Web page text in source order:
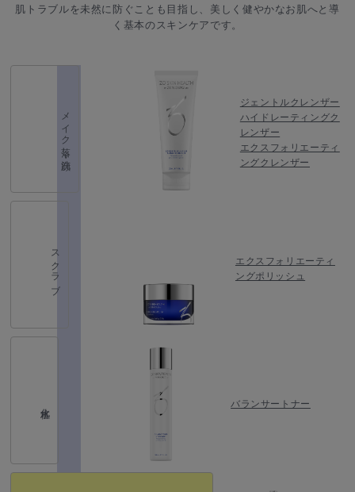
肌トラブルを未然に防ぐことも目指し、美しく健やかなお肌へと導
く基本のスキンケアです。
メイク落し・洗顔
ジェントルクレンザー
ハイドレーティングク
レンザー
エクスフォリエーティ
ングクレンザー
スクラブ
エクスフォリエーティ
ングポリッシュ
バランサートナー